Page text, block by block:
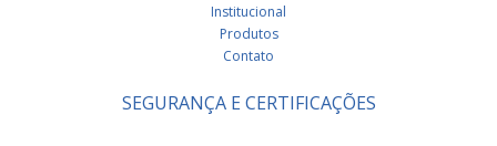
Institucional
Produtos
Contato
SEGURANÇA E CERTIFICAÇÕES